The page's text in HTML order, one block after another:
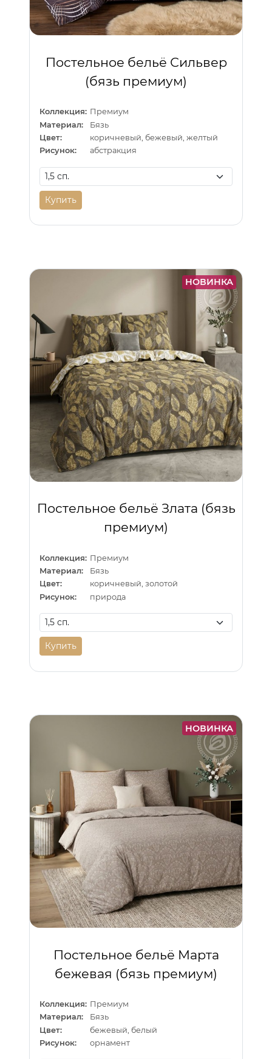
Постельное бельё Сильвер
(бязь премиум)
Коллекция: Премиум
Материал:
Бязь
Цвет:
коричневый, бежевый, желтый
Рисунок:
абстракция
Купить
НОВИНКА
Постельное бельё Злата (бязь
премиум)
Коллекция: Премиум
Материал:
Бязь
Цвет:
коричневый, золотой
Рисунок:
природа
Купить
НОВИНКА
Постельное бельё Марта
бежевая (бязь премиум)
Коллекция: Премиум
Материал:
Бязь
Цвет:
бежевый, белый
Рисунок:
орнамент